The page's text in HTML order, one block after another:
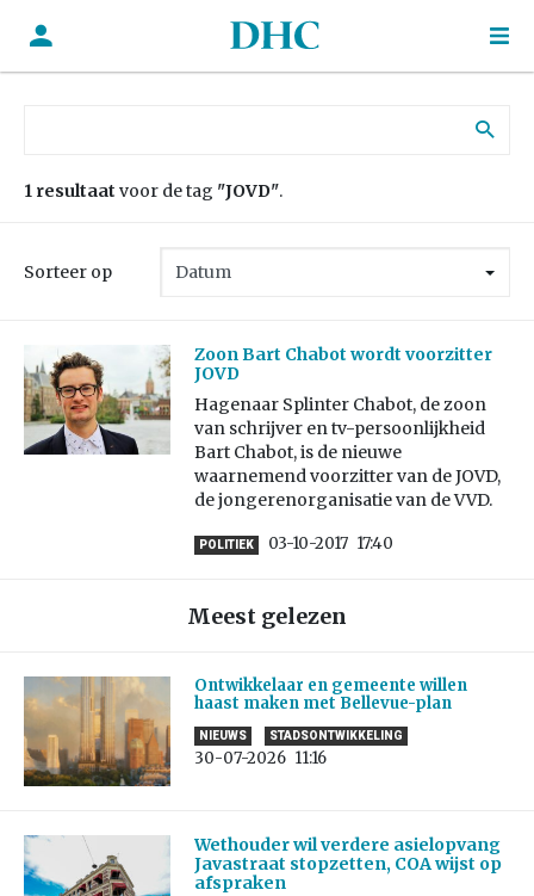
1 resultaat voor de tag "JOVD".
Sorteer op
Zoon Bart Chabot wordt voorzitter
JOVD
Hagenaar Splinter Chabot, de zoon
van schrijver en tv-persoonlijkheid
Bart Chabot, is de nieuwe
waarnemend voorzitter van de JOVD,
de jongerenorganisatie van de VVD.
POLITIEK 03-10-2017 17:40
Meest gelezen
Ontwikkelaar en gemeente willen
haast maken met Bellevue-plan
NIEUWS STADSONTWIKKELING
30-07-2026 11:16
Wethouder wil verdere asielopvang
Javastraat stopzetten, COA wijst op
afspraken